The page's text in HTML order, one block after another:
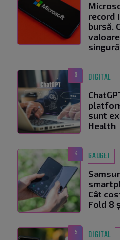
record
bursă.
3 DIGITAL
sunt
Health
4 GADGET
Cât
Fold 8
5 DIGITAL